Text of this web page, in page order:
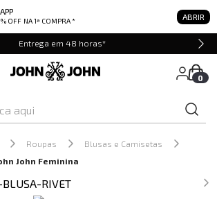
OFF NA 1ª COMPRA * ABRIR
Entrega em 48 horas*
0
Roupas
Blusas e Camisetas
John Feminina